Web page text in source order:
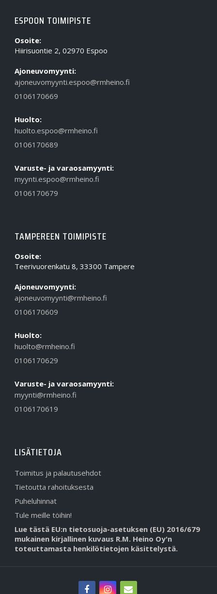
ESPOON TOIMIPISTE
Osoite:
Hiirisuontie 2, 02970 Espoo
Ajoneuvomyynti:
ajoneuvomyynti.espoo@rmheino.fi
0106170669
Huolto:
huolto.espoo@rmheino.fi
0106170689
Varuste- ja varaosamyynti:
myynti.espoo@rmheino.fi
0106170679
TAMPEREEN TOIMIPISTE
Osoite:
Teerivuorenkatu 8, 33300 Tampere
Ajoneuvomyynti:
ajoneuvomyynti@rmheino.fi
0106170609
Huolto:
huolto@rmheino.fi
0106170629
Varuste- ja varaosamyynti:
myynti@rmheino.fi
0106170619
LISÄTIETOJA
Toimitus ja palautusehdot
Tietoutta rahoituksesta
Puheluhinnat
Tule meille töihin!
Lue tästä EU:n tietosuoja-asetuksen (EU) 2016/679
mukainen kirjallinen kuvaus R.M. Heino Oy'n
toteuttamasta henkilötietojen käsittelystä.